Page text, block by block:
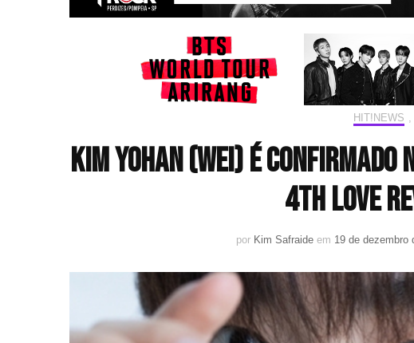
HIT!NEWS
Kim Yohan (WEi) é
4th Love
por Kim Safraide em 19 de dezembro